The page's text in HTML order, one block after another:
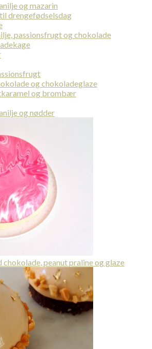
og mazarin
drengefødselsdag
passionsfrugt og chokolade
og chokoladeglaze
og brombær
og nødder
peanut praline og glaze